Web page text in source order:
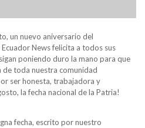
un nuevo aniversario del
News felicita a todos sus
poniendo duro la mano para que
de toda nuestra comunidad
ser honesta, trabajadora y
la fecha nacional de la Patria!
fecha, escrito por nuestro